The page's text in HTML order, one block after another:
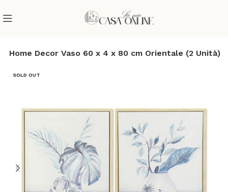
Home Decor Vaso 60 x 4 x 80 cm Orientale (2 Unità)
SOLD OUT